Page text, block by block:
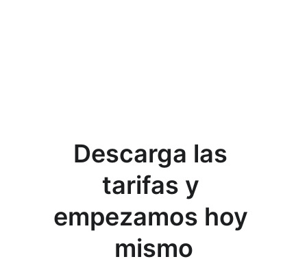
Descarga las
tarifas y
empezamos hoy
mismo